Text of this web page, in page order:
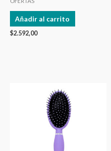
Añadir al carrito
$2.592,00